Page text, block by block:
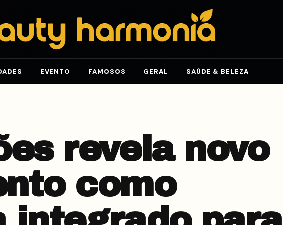
EVENTO FAMOSOS GERAL SAÚDE & BELEZA
revela novo
como